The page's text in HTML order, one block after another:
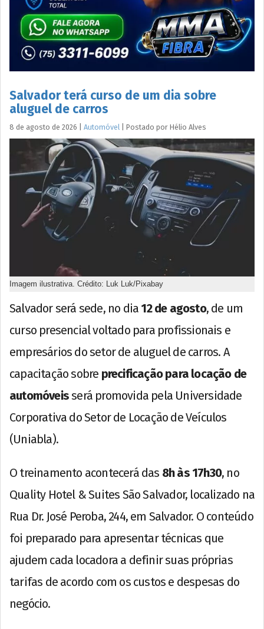
Salvador terá curso de um dia sobre
aluguel de carros
8 de agosto de 2026 Automóvel Postado por Hélio Alves
Imagem ilustrativa. Crédito: Luk Luk/Pixabay
Salvador será sede, no dia 12 de agosto, de um
curso presencial voltado para profissionais e
empresários do setor de aluguel de carros. A
capacitação sobre precificação para locação de
automóveisserá promovida pela Universidade
Corporativa do Setor de Locação de Veículos
(Uniabla).
O treinamento acontecerá das 8h às 17h30, no
Quality Hotel & Suites São Salvador, localizado na
Rua Dr. José Peroba, 244, em Salvador. O conteúdo
foi preparado para apresentar técnicas que
ajudem cada locadora a definir suas próprias
tarifas de acordo com os custos e despesas do
negócio.